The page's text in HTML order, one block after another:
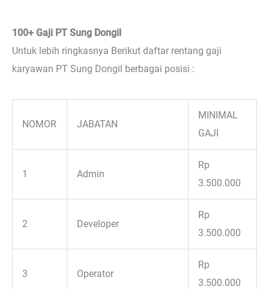
100+ Gaji PT Sung Dongil
Untuk lebih ringkasnya Berikut daftar rentang gaji
karyawan PT Sung Dongil berbagai posisi :
NOMOR JABATAN
MINIMAL
GAJI
1 Admin
Rp
3.500.000
2 Developer
Rp
3.500.000
3 Operator
Rp
3.500.000